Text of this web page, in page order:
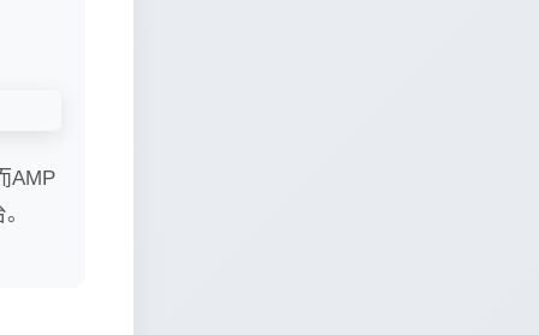
AMP